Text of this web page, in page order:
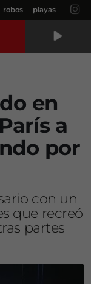
robos playas
en
a
por
con un
que recreó
partes